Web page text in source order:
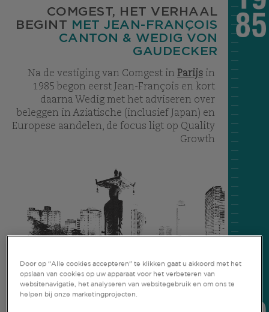
COMGEST, HET VERHAAL
BEGINT MET JEAN-FRANÇOIS
CANTON & WEDIG VON
GAUDECKER
Na de vestiging van Comgest in Parijs in
1985 begon eerst Jean-François en kort
daarna Wedig met het adviseren over
beleggen in Aziatische (inclusief Japan) en
Europese aandelen, de focus ligt op Quality
Growth
Door op “Alle cookies accepteren” te klikken gaat u akkoord met het
opslaan van cookies op uw apparaat voor het verbeteren van
websitenavigatie, het analyseren van websitegebruik en om ons te
helpen bij onze marketingprojecten.